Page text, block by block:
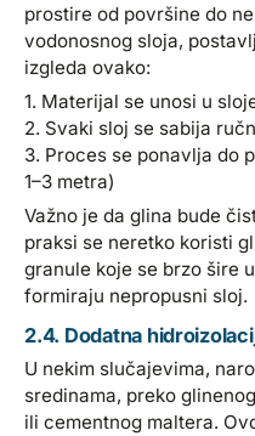
prostire od površine do
vodonosnog sloja,
izgleda ovako:
1. Materijal se unosi u
2. Svaki sloj se sabija
3. Proces se ponavlja do
1–3 metra)
Važno je da glina bude
praksi se neretko koristi
granule koje se brzo šire
formiraju nepropusni sloj.
2.4. Dodatna
U nekim slučajevima,
sredinama, preko
ili cementnog maltera.